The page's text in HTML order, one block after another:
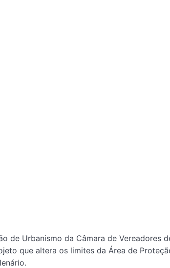
de Urbanismo da Câmara de
que altera os limites da Área de